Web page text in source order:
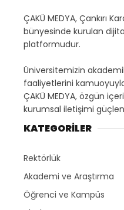
ÇAKÜ MEDYA, Çankırı
bünyesinde kurulan
platformudur.
Üniversitemizin
faaliyetlerini
ÇAKÜ MEDYA, özgün
kurumsal iletişimi
KATEGORİLER
Rektörlük
Akademi ve Araştırma
Öğrenci ve Kampüs